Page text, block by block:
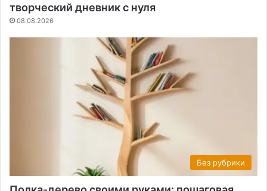
творческий дневник с нуля
08.08.2026
Без рубрики